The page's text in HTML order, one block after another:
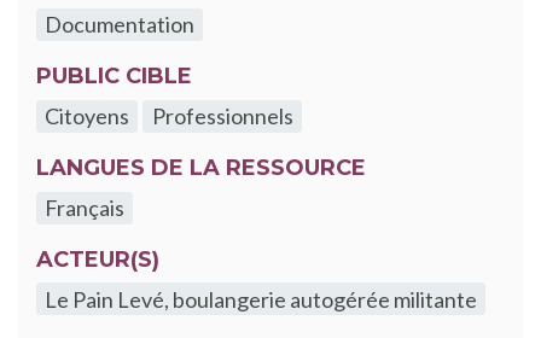
Documentation
PUBLIC CIBLE
Citoyens
Professionnels
LANGUES DE LA RESSOURCE
Français
ACTEUR(S)
Le Pain Levé, boulangerie autogérée militante